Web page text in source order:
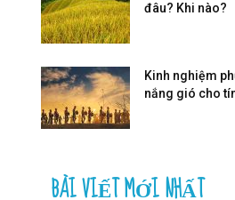
đâu? Khi nào?
Kinh nghiệm
nắng gió cho
BÀI VIẾT MỚI NHẤT